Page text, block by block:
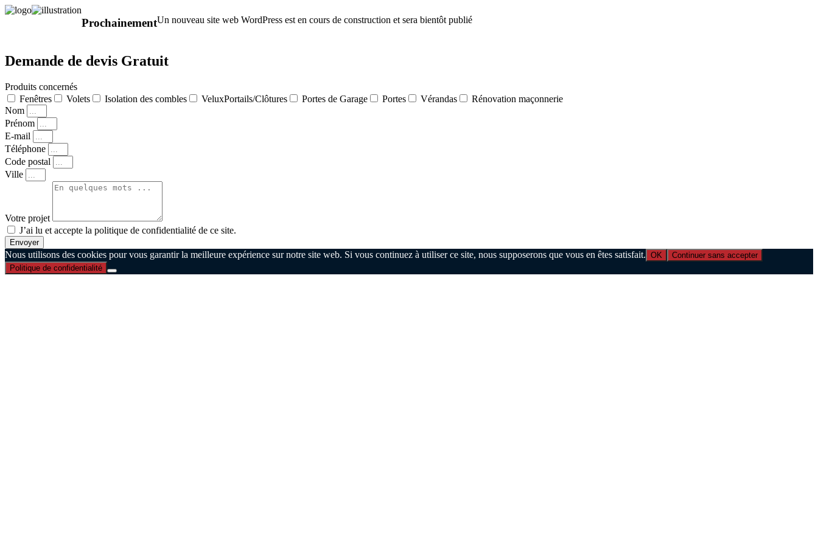
ProchainementUn nouveau site web WordPress est en cours de construction et sera bientôt publié
Demande de devis Gratuit
Produits concernés
Fenêtres
Volets Isolation des combles VeluxPortails/Clôtures Portes de Garage Portes Vérandas
Rénovation maçonnerie
Nom
Prénom
E-mail
Téléphone
Code postal
Ville
Votre projet
J’ai lu et accepte la politique de confidentialité de ce site.
Envoyer
Nous utilisons des cookies pour vous garantir la meilleure expérience sur notre site web. Si vous continuez à utiliser ce site, nous supposerons que vous en êtes satisfait. OK
Continuer sans accepter
Politique de confidentialité